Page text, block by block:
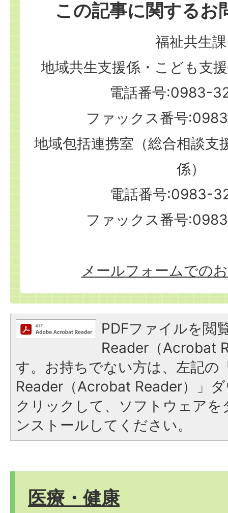
この記事に関するお
福祉共生課
地域共生支援係・こども支
電話番号:0983-
ファックス番号
地域包括連携室（総合相談支
係）
電話番号:0983-
ファックス番号
メールフォームでの
PDFファイルを閲
Reader（Acrobat
す。お持ちでない方は、左記の
Reader（Acrobat Reader）」
クリックして、ソフトウェア
ンストールしてください。
医療・健康